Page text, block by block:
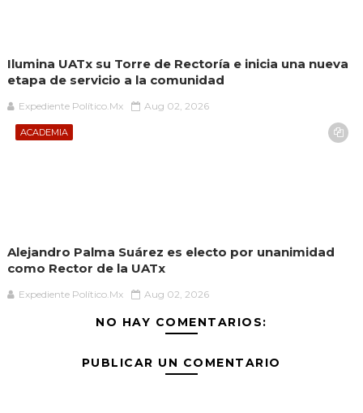
Ilumina UATx su Torre de Rectoría e inicia una nueva
etapa de servicio a la comunidad
Expediente Político.Mx Aug 02, 2026
ACADEMIA
Alejandro Palma Suárez es electo por unanimidad
como Rector de la UATx
Expediente Político.Mx Aug 02, 2026
NO HAY COMENTARIOS:
PUBLICAR UN COMENTARIO